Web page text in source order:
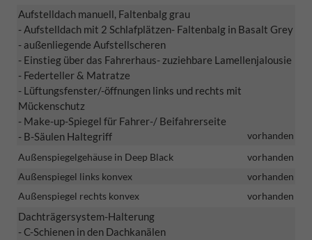
Aufstelldach manuell, Faltenbalg grau
- Aufstelldach mit 2 Schlafplätzen- Faltenbalg in Basalt Grey
- außenliegende Aufstellscheren
- Einstieg über das Fahrerhaus- zuziehbare Lamellenjalousie
- Federteller & Matratze
- Lüftungsfenster/-öffnungen links und rechts mit
Mückenschutz
- Make-up-Spiegel für Fahrer-/ Beifahrerseite
- B-Säulen Haltegriff
vorhanden
Außenspiegelgehäuse in Deep Black
vorhanden
Außenspiegel links konvex
vorhanden
Außenspiegel rechts konvex
vorhanden
Dachträgersystem-Halterung
- C-Schienen in den Dachkanälen